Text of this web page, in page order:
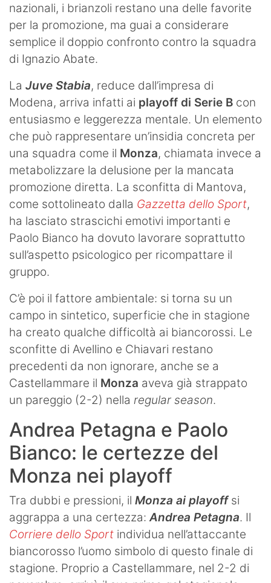
nazionali, i brianzoli restano una delle favorite
per la promozione, ma guai a considerare
semplice il doppio confronto contro la squadra
di Ignazio Abate.
La Juve Stabia, reduce dall’impresa di
Modena, arriva infatti ai playoff di Serie B con
entusiasmo e leggerezza mentale. Un elemento
che può rappresentare un’insidia concreta per
una squadra come il Monza, chiamata invece a
metabolizzare la delusione per la mancata
promozione diretta. La sconfitta di Mantova,
come sottolineato dalla Gazzetta dello Sport,
ha lasciato strascichi emotivi importanti e
Paolo Bianco ha dovuto lavorare soprattutto
sull’aspetto psicologico per ricompattare il
gruppo.
C’è poi il fattore ambientale: si torna su un
campo in sintetico, superficie che in stagione
ha creato qualche difficoltà ai biancorossi. Le
sconfitte di Avellino e Chiavari restano
precedenti da non ignorare, anche se a
Castellammare il Monza aveva già strappato
un pareggio (2-2) nella regular season.
Andrea Petagna e Paolo
Bianco: le certezze del
Monza nei playoff
Tra dubbi e pressioni, il Monza ai playoffsi
aggrappa a una certezza:Andrea Petagna. Il
Corriere dello Sport individua nell’attaccante
biancorosso l’uomo simbolo di questo finale di
stagione. Proprio a Castellammare, nel 2-2 di